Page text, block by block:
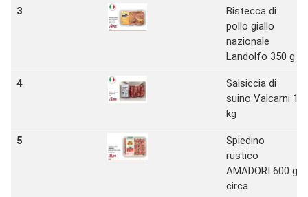
3
Bistecca di
pollo giallo
nazionale
Landolfo 350 g
4
Salsiccia di
suino Valcarni 1
kg
5
Spiedino
rustico
AMADORI 600 g
circa